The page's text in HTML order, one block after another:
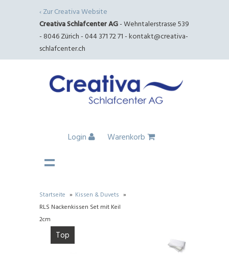
‹ Zur Creativa Website
Creativa Schlafcenter AG- Wehntalerstrasse 539
- 8046 Zürich - 044 371 72 71 -kontakt@creativa-
schlafcenter.ch
Login Warenkorb
Startseite » Kissen & Duvets »
RLS Nackenkissen Set mit Keil
2cm
Top